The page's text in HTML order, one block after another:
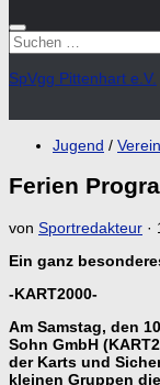
Suchen
nach:
SpVgg Pittenhart e.V.
Jugend / Verein
Ferien
von Sportredakteur ·
Ein ganz
-KART2000-
Am Samstag, den
Sohn GmbH
der Karts und
kleinen Gruppen